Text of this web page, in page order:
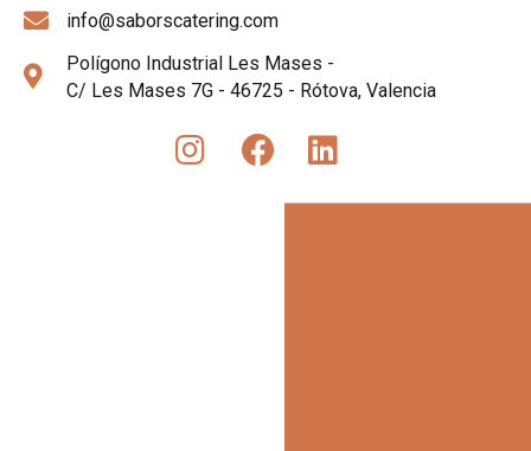
info@saborscatering.com
Polígono Industrial Les Mases -
C/ Les Mases 7G - 46725 - Rótova, Valencia